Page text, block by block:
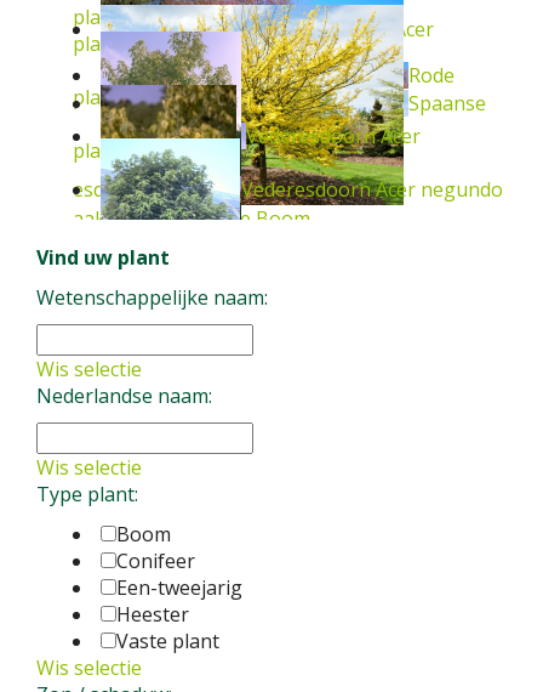
platanoidesBoom
platanoides 'Globosum'Boom
platanoides 'Drummondii'Boom
Noorse esdoorn Acer
platanoides 'Crimson King'Boom
Rode
esdoornAcer rubrumBoom
Spaanse
aakAcer campestre Boom
VederesdoornAcer
negundo 'Flamingo'
VederesdoornAcer negundo
'Aureomarginatum'Boom
saccharinumBoom
Vind uw plant
Wetenschappelijke naam:
Wis selectie
Nederlandse naam:
Wis selectie
Type plant:
Boom
Conifeer
Een-tweejarig
Heester
Vaste plant
Wis selectie